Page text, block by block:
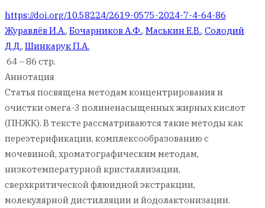
https://doi.org/10.58224/2619-0575-2024-7-4-64-86
Журавлёв И.А., Бочарников А.Ф., Маськин Е.В., Солодий
Д.Д., Шинкарук П.А.
64 – 86 стр.
Аннотация
Статья посвящена методам концентрирования и
очистки омега-3 полиненасыщенных жирных кислот
(ПНЖК). В тексте рассматриваются такие методы как
переэтерификации, комплексообразованию с
мочевиной, хроматографическим методам,
низкотемпературной кристаллизации,
сверхкритической флюидной экстракции,
молекулярной дистилляции и йодолактонизации.